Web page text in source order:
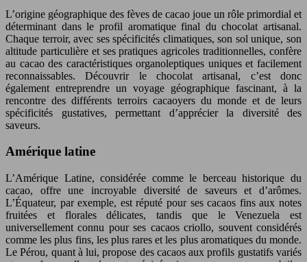
L’origine géographique des fèves de cacao joue un rôle primordial et
déterminant dans le profil aromatique final du chocolat artisanal.
Chaque terroir, avec ses spécificités climatiques, son sol unique, son
altitude particulière et ses pratiques agricoles traditionnelles, confère
au cacao des caractéristiques organoleptiques uniques et facilement
reconnaissables. Découvrir le chocolat artisanal, c’est donc
également entreprendre un voyage géographique fascinant, à la
rencontre des différents terroirs cacaoyers du monde et de leurs
spécificités gustatives, permettant d’apprécier la diversité des
saveurs.
Amérique latine
L’Amérique Latine, considérée comme le berceau historique du
cacao, offre une incroyable diversité de saveurs et d’arômes.
L’Équateur, par exemple, est réputé pour ses cacaos fins aux notes
fruitées et florales délicates, tandis que le Venezuela est
universellement connu pour ses cacaos criollo, souvent considérés
comme les plus fins, les plus rares et les plus aromatiques du monde.
Le Pérou, quant à lui, propose des cacaos aux profils gustatifs variés